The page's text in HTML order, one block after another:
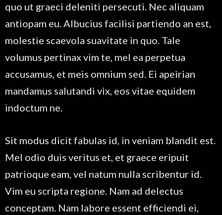
quo ut graeci deleniti persecuti. Nec aliquam
antiopam eu. Albucius facilisi partiendo an est,
molestie scaevola suavitate in quo. Tale
volumus pertinax vim te, mel ea perpetua
accusamus, et meis omnium sed. Ei apeirian
mandamus salutandi vix, eos vitae equidem
indoctum ne.
Sit modus dicit fabulas id, in veniam blandit est.
Mel odio duis veritus et, et graece eripuit
patrioque eam, vel natum nulla scribentur id.
Vim eu scripta regione. Nam ad delectus
conceptam. Nam labore essent efficiendi ei,